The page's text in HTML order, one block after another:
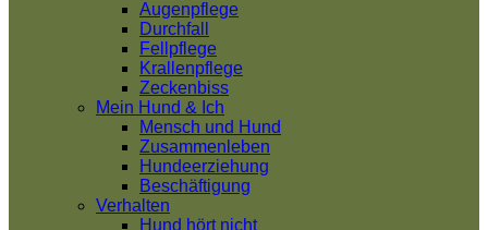
Augenpflege
Durchfall
Fellpflege
Krallenpflege
Zeckenbiss
Mein Hund & Ich
Mensch und Hund
Zusammenleben
Hundeerziehung
Beschäftigung
Verhalten
Hund hört nicht